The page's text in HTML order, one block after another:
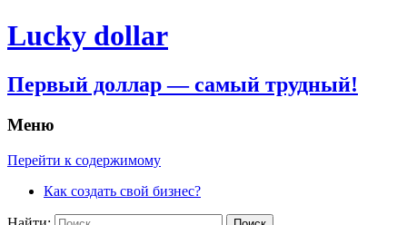
Lucky dollar
Первый доллар — самый трудный!
Меню
Перейти к содержимому
Как создать свой бизнес?